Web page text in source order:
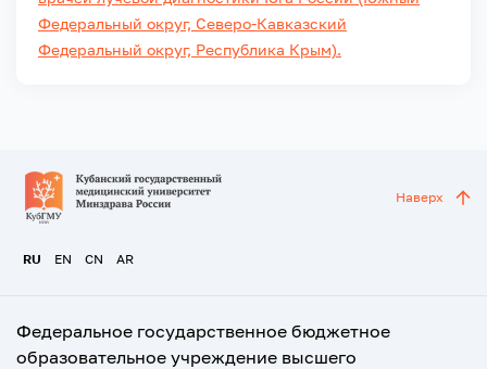
Федеральный округ, Северо-Кавказский
Федеральный округ, Республика Крым).
RU EN CN AR
Наверх
Федеральное государственное бюджетное
образовательное учреждение высшего